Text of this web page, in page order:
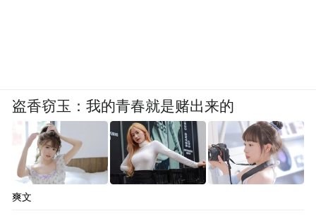
盗香窃玉：我的青春就是赌出来的
爽文